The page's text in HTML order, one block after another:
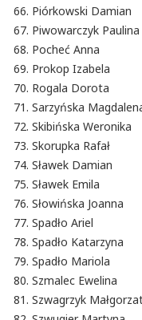
Piórkowski Damian
Piwowarczyk Paulina
Pocheć Anna
Prokop Izabela
Rogala Dorota
Sarzyńska
Skibińska Weronika
Skorupka Rafał
Sławek Damian
Sławek Emila
Słowińska Joanna
Spadło Ariel
Spadło Katarzyna
Spadło Mariola
Szmalec Ewelina
Szwagrzyk